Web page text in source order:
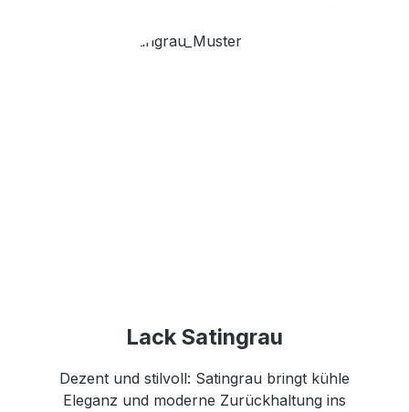
Lack Satingrau
Dezent und stilvoll: Satingrau bringt kühle
Eleganz und moderne Zurückhaltung ins